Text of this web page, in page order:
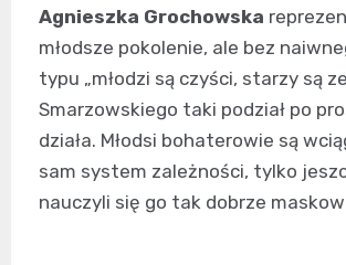
Agnieszka Grochowska
młodsze pokolenie, ale bez
typu „młodzi są czyści, starzy są
Smarzowskiego taki podział po
działa. Młodsi bohaterowie są
sam system zależności, tylko
nauczyli się go tak dobrze